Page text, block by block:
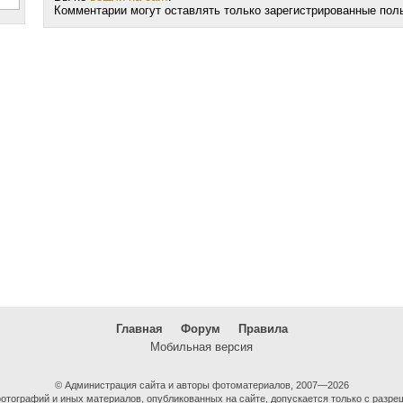
Комментарии могут оставлять только зарегистрированные
Главная Форум
Правила
Мобильная версия
© Администрация сайта и авторы фотоматериалов, 2007—2026
и иных материалов, опубликованных на сайте, допускается только с